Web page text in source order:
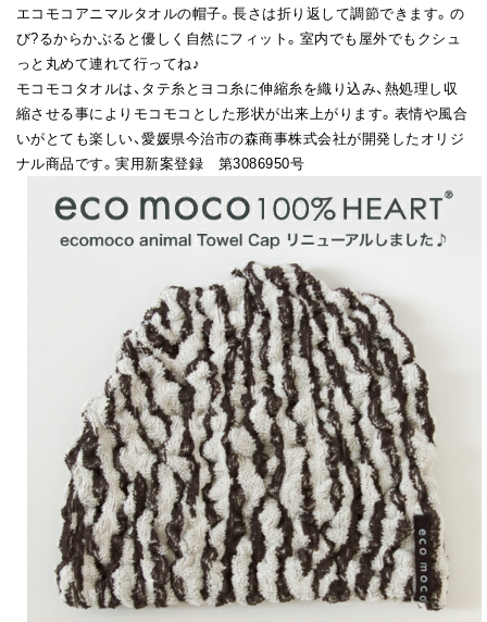
エコモコアニマルタオルの帽子。長さは折り返して調節できます。の
び?るからかぶると優しく自然にフィット。室内でも屋外でもクシュ
っと丸めて連れて行ってね♪
モコモコタオルは、タテ糸とヨコ糸に伸縮糸を織り込み、熱処理し収
縮させる事によりモコモコとした形状が出来上がります。表情や風合
いがとても楽しい、愛媛県今治市の森商事株式会社が開発したオリジ
ナル商品です。実用新案登録 第3086950号